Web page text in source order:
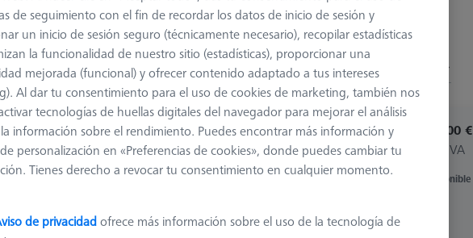
Clasificar resultados
Recommended
OmniFix CT flex
626170-0011-580
kV, METROTOM 1500, VoluMax 9
2.717,00 €
más el IVA
Disponible
de seguimiento con el fin de recordar los datos de inicio de sesión y
un inicio de sesión seguro (técnicamente necesario), recopilar estadísticas
la funcionalidad de nuestro sitio (estadísticas), proporcionar una
mejorada (funcional) y ofrecer contenido adaptado a tus intereses
Al dar tu consentimiento para el uso de cookies de marketing, también nos
tecnologías de huellas digitales del navegador para mejorar el análisis
información sobre el rendimiento. Puedes encontrar más información y
personalización en «Preferencias de cookies», donde puedes cambiar tu
Tienes derecho a revocar tu consentimiento en cualquier momento.
de privacidadofrece más información sobre el uso de la tecnología de